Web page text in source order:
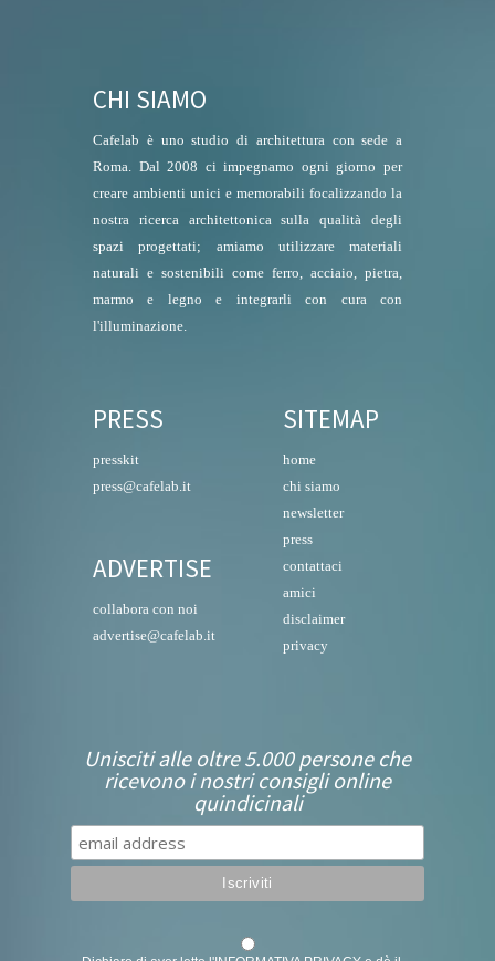
CHI SIAMO
Cafelab è uno studio di architettura con sede a
Roma. Dal 2008 ci impegnamo ogni giorno per
creare ambienti unici e memorabili focalizzando la
nostra ricerca architettonica sulla qualità degli
spazi progettati; amiamo utilizzare materiali
naturali e sostenibili come ferro, acciaio, pietra,
marmo e legno e integrarli con cura con
l'illuminazione.
PRESS
presskit
press@cafelab.it
ADVERTISE
collabora con noi
advertise@cafelab.it
SITEMAP
home
chi siamo
newsletter
press
contattaci
amici
disclaimer
privacy
Unisciti alle oltre 5.000 persone che
ricevono i nostri consigli online
quindicinali